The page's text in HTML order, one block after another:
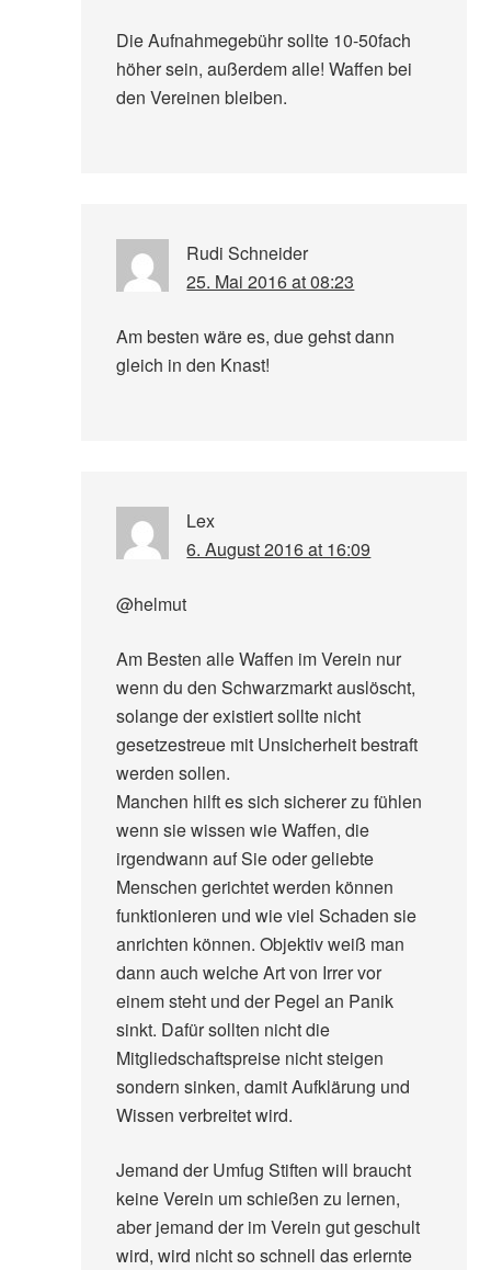
Die Aufnahmegebühr sollte 10-50fach
höher sein, außerdem alle! Waffen bei
den Vereinen bleiben.
Rudi Schneider
25. Mai 2016 at 08:23
Am besten wäre es, due gehst dann
gleich in den Knast!
Lex
6. August 2016 at 16:09
@helmut
Am Besten alle Waffen im Verein nur
wenn du den Schwarzmarkt auslöscht,
solange der existiert sollte nicht
gesetzestreue mit Unsicherheit bestraft
werden sollen.
Manchen hilft es sich sicherer zu fühlen
wenn sie wissen wie Waffen, die
irgendwann auf Sie oder geliebte
Menschen gerichtet werden können
funktionieren und wie viel Schaden sie
anrichten können. Objektiv weiß man
dann auch welche Art von Irrer vor
einem steht und der Pegel an Panik
sinkt. Dafür sollten nicht die
Mitgliedschaftspreise nicht steigen
sondern sinken, damit Aufklärung und
Wissen verbreitet wird.
Jemand der Umfug Stiften will braucht
keine Verein um schießen zu lernen,
aber jemand der im Verein gut geschult
wird, wird nicht so schnell das erlernte